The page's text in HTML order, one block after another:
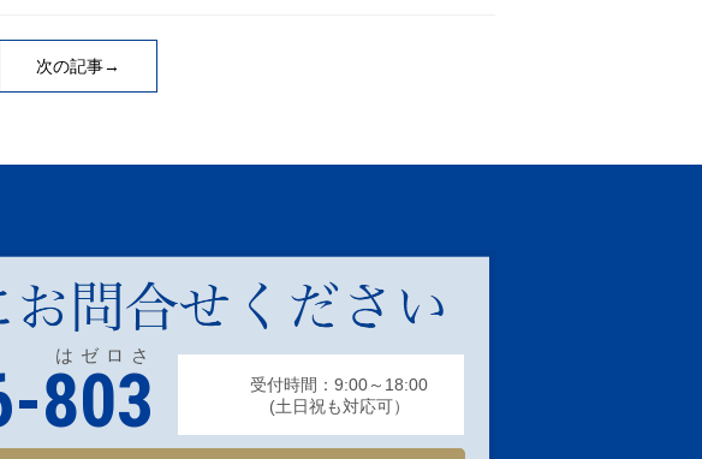
次の記事→
はゼロさ
803
受付時間：9:00～18:00
(土日祝も対応可）